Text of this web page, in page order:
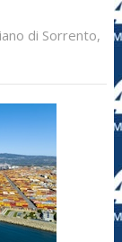
di Sorrento,